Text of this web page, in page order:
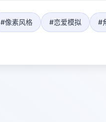
#像素风格 #恋爱模拟 #